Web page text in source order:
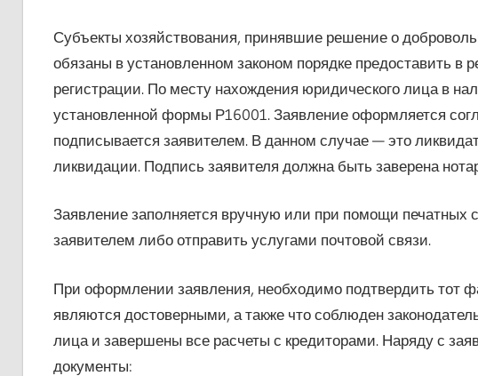
Субъекты хозяйствования, принявшие решение о
обязаны в установленном законом порядке предоставить в
регистрации. По месту нахождения юридического лица в
установленной формы Р16001. Заявление оформляется
подписывается заявителем. В данном случае — это
ликвидации. Подпись заявителя должна быть заверена
Заявление заполняется вручную или при помощи печатных
заявителем либо отправить услугами почтовой связи.
При оформлении заявления, необходимо подтвердить тот
являются достоверными, а также что соблюден
лица и завершены все расчеты с кредиторами. Наряду с
документы: